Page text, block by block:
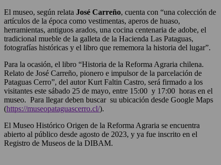
El museo, según relata José Carreño, cuenta con “una colección de
artículos de la época como vestimentas, aperos de huaso,
herramientas, antiguos arados, una cocina centenaria de adobe, el
tradicional mueble de la galleta de la Hacienda Las Pataguas,
fotografías históricas y el libro que rememora la historia del lugar”.
Para la ocasión, el libro “Historia de la Reforma Agraria chilena.
Relato de José Carreño, pionero e impulsor de la parcelación de
Pataguas Cerro”, del autor Kurt Faltin Castro, será firmado a los
visitantes este sábado 25 de mayo, entre 15:00 y 17:00 horas en el
museo. Para llegar deben buscar su ubicación desde Google Maps
(https://museopataguascerro.cl/).
El Museo Histórico Origen de la Reforma Agraria se encuentra
abierto al público desde agosto de 2023, y ya fue inscrito en el
Registro de Museos de la DIBAM.